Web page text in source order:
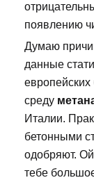
появлению
Думаю
данные
среду
Италии.
бетонными
одобряют.
тебе